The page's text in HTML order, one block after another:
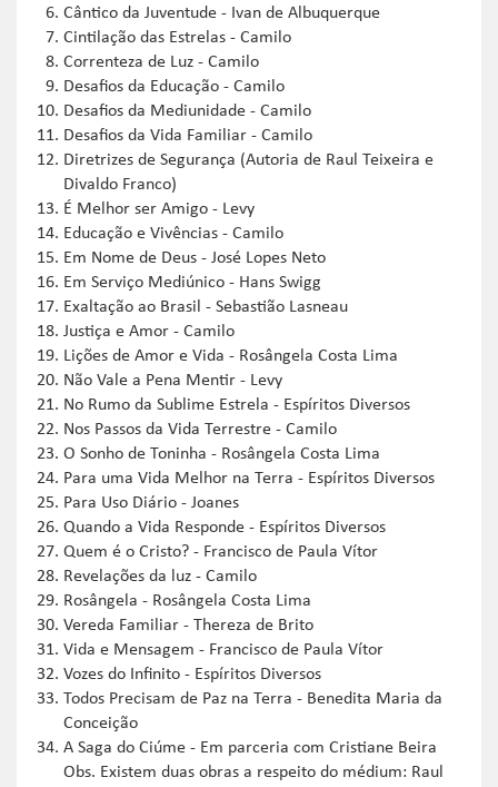
Cântico da Juventude - Ivan de Albuquerque
Cintilação das Estrelas - Camilo
Correnteza de Luz - Camilo
Desafios da Educação - Camilo
Desafios da Mediunidade - Camilo
Desafios da Vida Familiar - Camilo
Diretrizes de Segurança (Autoria de Raul Teixeira e
Divaldo Franco)
É Melhor ser Amigo - Levy
Educação e Vivências - Camilo
Em Nome de Deus - José Lopes Neto
Em Serviço Mediúnico - Hans Swigg
Exaltação ao Brasil - Sebastião Lasneau
Justiça e Amor - Camilo
Lições de Amor e Vida - Rosângela Costa Lima
Não Vale a Pena Mentir - Levy
No Rumo da Sublime Estrela - Espíritos Diversos
Nos Passos da Vida Terrestre - Camilo
O Sonho de Toninha - Rosângela Costa Lima
Para uma Vida Melhor na Terra - Espíritos Diversos
Para Uso Diário - Joanes
Quando a Vida Responde - Espíritos Diversos
Quem é o Cristo? - Francisco de Paula Vítor
Revelações da luz - Camilo
Rosângela - Rosângela Costa Lima
Vereda Familiar - Thereza de Brito
Vida e Mensagem - Francisco de Paula Vítor
Vozes do Infinito - Espíritos Diversos
Todos Precisam de Paz na Terra - Benedita Maria da
Conceição
A Saga do Ciúme - Em parceria com Cristiane Beira
Obs. Existem duas obras a respeito do médium: Raul